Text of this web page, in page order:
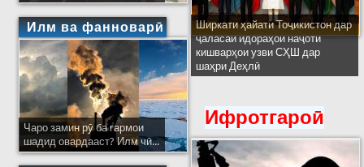
Илм ва фанноварӣ
Чаро замин рӯ ба гармои
шадид овардааст? Илм чӣ...
Ширкати ҳайати Тоҷикистон дар
ҷаласаи идораҳои наҷоти
кишварҳои узви СҲШ дар
шаҳри Деҳлӣ
Ифротгароӣ